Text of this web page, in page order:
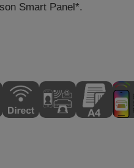
Smart Panel*.